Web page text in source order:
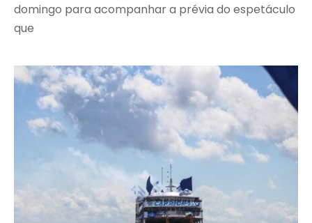
domingo para acompanhar a prévia do espetáculo
que